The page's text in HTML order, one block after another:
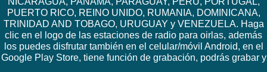
PUERTO RICO, REINO UNIDO, RUMANIA, DOMINICANA,
TRINIDAD AND TOBAGO, URUGUAY y VENEZUELA. Haga
clic en el logo de las estaciones de radio para oirlas, además
los puedes disfrutar también en el celular/móvil Android, en el
Google Play Store, tiene función de grabación, podrás grabar y